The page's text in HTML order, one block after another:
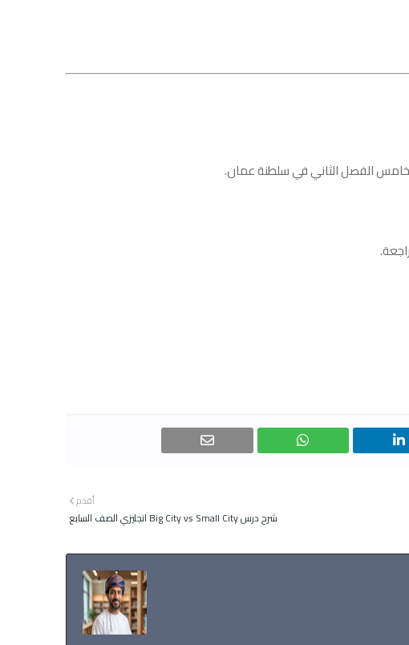
الفصل الثاني في سلطنة عمان.
أقدم
شرح درس Big City vs Small City انجليزي الصف السابع